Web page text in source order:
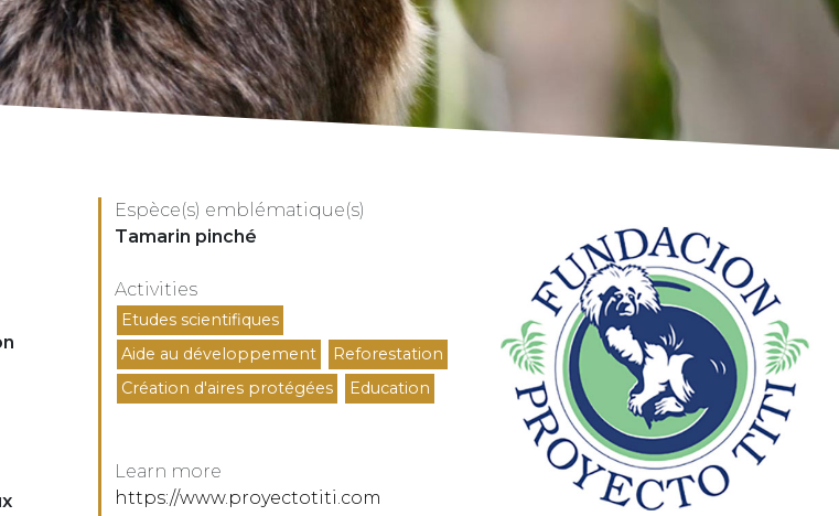
Espèce(s) emblématique(s)
Espèces
Tamarin pinché
Activities
Activités
Etudes scientifiques
Aide au développement
Reforestation
Création d'aires protégées
Education
Learn more
https://www.proyectotiti.com